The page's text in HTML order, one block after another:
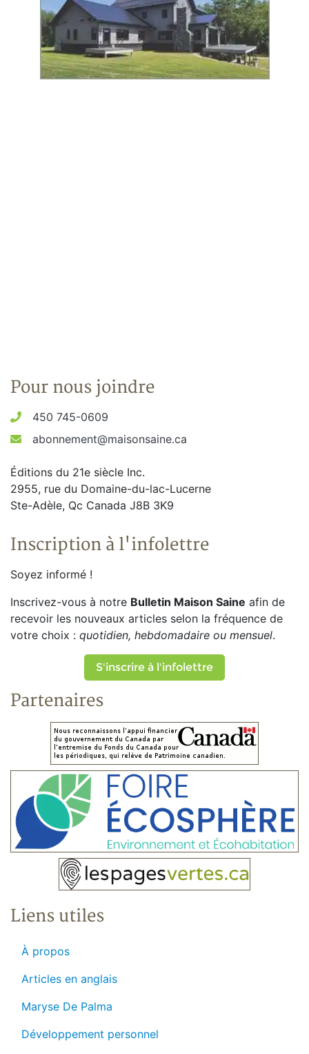
Pour nous joindre
450 745-0609
abonnement@maisonsaine.ca
Éditions du 21e siècle Inc.
2955, rue du Domaine-du-lac-Lucerne
Ste-Adèle, Qc Canada J8B 3K9
Inscription à l'infolettre
Soyez informé !
Inscrivez-vous à notre Bulletin Maison Saine afin de
recevoir les nouveaux articles selon la fréquence de
votre choix : quotidien, hebdomadaire ou mensuel.
S'inscrire à l'infolettre
Partenaires
Liens utiles
À propos
Articles en anglais
Maryse De Palma
Développement personnel